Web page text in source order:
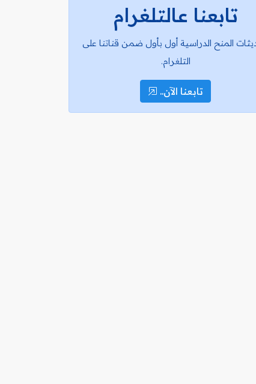
تابعنا عالتلغرام
المنح الدراسية أول بأول ضمن قناتنا على
التلغرام.
تابعنا الآن..